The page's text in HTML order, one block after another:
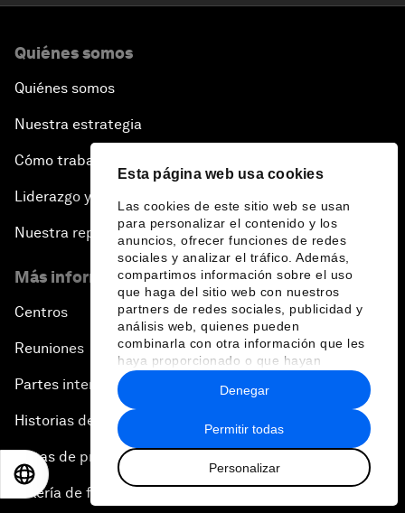
Esta página web usa cookies
Las cookies de este sitio web se usan
para personalizar el contenido y los
anuncios, ofrecer funciones de redes
sociales y analizar el tráfico. Además,
compartimos información sobre el uso
que haga del sitio web con nuestros
partners de redes sociales, publicidad y
análisis web, quienes pueden
combinarla con otra información que les
haya proporcionado o que hayan
recopilado a partir del uso que haya
hecho de sus servicios.
Permitir todas
Personalizar
Denegar
Quiénes somos
Quiénes somos
Nuestra estrategia
Cómo trabajamos
Liderazgo y gobernanza
Nuestra repercusión
Más información sobre el Foro
Centros
Reuniones
Partes interesadas
Historias del Foro
Notas de prensa
Galería de fotos